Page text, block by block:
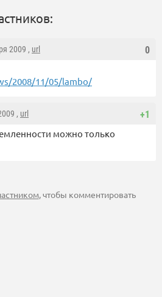
0
2009 , url
2008/11/05/lambo/
+1
, url
можно только
, чтобы комментировать